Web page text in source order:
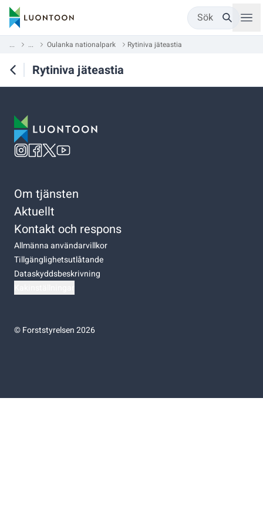
Sök
... ... Oulanka nationalpark Rytiniva jäteastia
Rytiniva jäteastia
Om tjänsten
Aktuellt
Kontakt och respons
Allmänna användarvillkor
Tillgänglighetsutlåtande
Dataskyddsbeskrivning
©Forststyrelsen 2026